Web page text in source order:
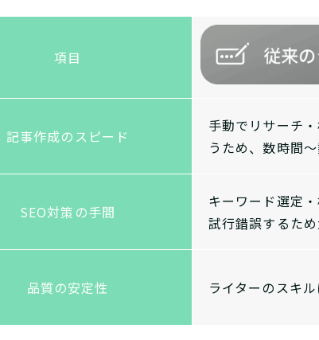
項目
記事作成のスピード
手動でリサーチ
うため、数時間
SEO対策の手間
キーワード選定
試行錯誤するた
品質の安定性 ライターのスキ